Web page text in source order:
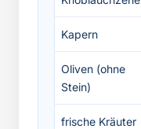
Kapern
Oliven (ohne
Stein)
frische Kräuter